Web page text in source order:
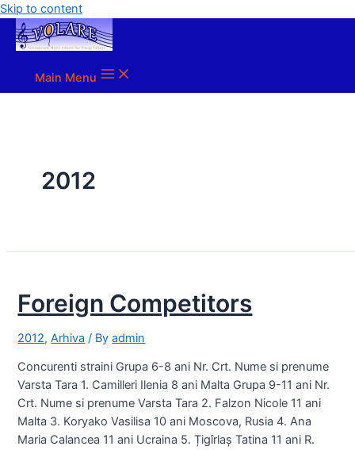
Skip to content
Main Menu
2012
Foreign Competitors
2012,Arhiva / Byadmin
Concurenti straini Grupa 6-8 ani Nr. Crt. Nume si prenume
Varsta Tara 1. Camilleri Ilenia 8 ani Malta Grupa 9-11 ani Nr.
Crt. Nume si prenume Varsta Tara 2. Falzon Nicole 11 ani
Malta 3. Koryako Vasilisa 10 ani Moscova, Rusia 4. Ana
Maria Calancea 11 ani Ucraina 5. Țigîrlaș Tatina 11 ani R.